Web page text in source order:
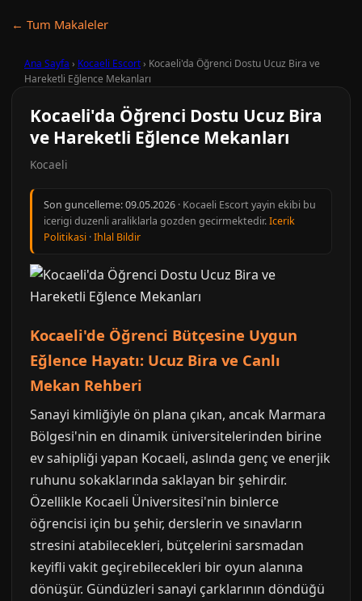
← Tum Makaleler
Ana Sayfa › Kocaeli Escort› Kocaeli'da Öğrenci Dostu Ucuz Bira ve
Hareketli Eğlence Mekanları
Kocaeli'da Öğrenci Dostu Ucuz Bira
ve Hareketli Eğlence Mekanları
Kocaeli
Son guncelleme:09.05.2026 · Kocaeli Escort yayin ekibi bu
icerigi duzenli araliklarla gozden gecirmektedir.Icerik
Politikasi ·Ihlal Bildir
Kocaeli'de Öğrenci Bütçesine Uygun
Eğlence Hayatı: Ucuz Bira ve Canlı
Mekan Rehberi
Sanayi kimliğiyle ön plana çıkan, ancak Marmara
Bölgesi'nin en dinamik üniversitelerinden birine
ev sahipliği yapan Kocaeli, aslında genç ve enerjik
ruhunu sokaklarında saklayan bir şehirdir.
Özellikle Kocaeli Üniversitesi'nin binlerce
öğrencisi için bu şehir, derslerin ve sınavların
stresini atabilecekleri, bütçelerini sarsmadan
keyifli vakit geçirebilecekleri bir oyun alanına
dönüşür. Gündüzleri sanayi çarklarının döndüğü